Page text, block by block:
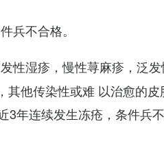
兵不合格。
性湿疹，慢性荨麻疹，泛
他传染性或难 以治愈的皮
年连续发生冻疮，条件兵不